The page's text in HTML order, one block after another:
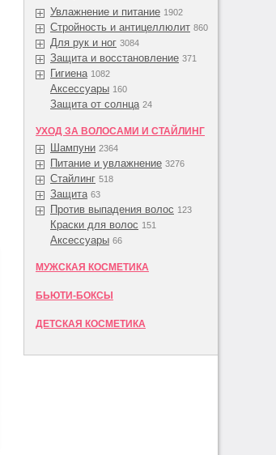
Увлажнение и питание 1902
Стройность и антицеллюлит 860
Для рук и ног 3084
Защита и восстановление 371
Гигиена 1082
Аксессуары 160
Защита от солнца 24
УХОД ЗА ВОЛОСАМИ И СТАЙЛИНГ
Шампуни 2364
Питание и увлажнение 3276
Стайлинг 518
Защита 63
Против выпадения волос 123
Краски для волос 151
Аксессуары 66
МУЖСКАЯ КОСМЕТИКА
БЬЮТИ-БОКСЫ
ДЕТСКАЯ КОСМЕТИКА